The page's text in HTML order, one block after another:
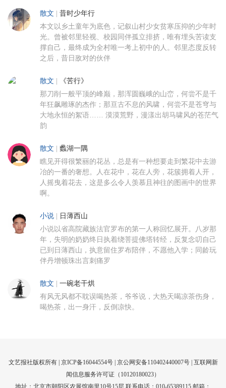
散文 昔时少年行
本文以乡土童年为底色，记叙山村少女贫寒压抑的少年时
光。曾被邻里轻视、校园同伴孤立排挤，唯有埋头苦读支
撑自己，最终成为全村唯一考上初中的人。邻里态度反转
之后，昔日敌对的伙伴
散文 《苦行》
那刀削一般平顶的峰巅，那浑圆巍峨的山峦，何尝不是千
年狂飙雕琢的杰作；那亘古不息的风啸，何尝不是苍穹与
大地永恒的絮语…… 漠漠荒野，漫漾出胡马啸风的苍茫气
韵
散文 蠡湖一隅
瞧见开得很繁丽的花丛，总是有一种想要走到繁花中去游
冶的一番的奢想。人在花中，花在人旁，花簇拥着人开，
人摇曳着花去，这是多么令人羡慕且神往的图画中的世界
啊。
小说 日薄西山
小说以省高院藏族法官罗布的第一人称回忆展开。八岁那
年，失明的奶奶终日执着绕菩提佛塔转经，反复念叨自己
已到日薄西山，执意留住罗布陪伴，不愿他入学；同龄玩
伴丹增顿珠出言刺痛罗
散文 一碗老干烘
有风无风都不耽误喝热茶，爷爷说，大热天喝凉茶伤身，
喝热茶，出一身汗，反倒凉快。
文艺报社版权所有 | 京ICP备16044554号| 京公网安备110402440007号 | 互联网新
闻信息服务许可证（10120180023）
地址：北京市朝阳区农展馆南里10号15层 联系电话：010-65389115 邮箱：